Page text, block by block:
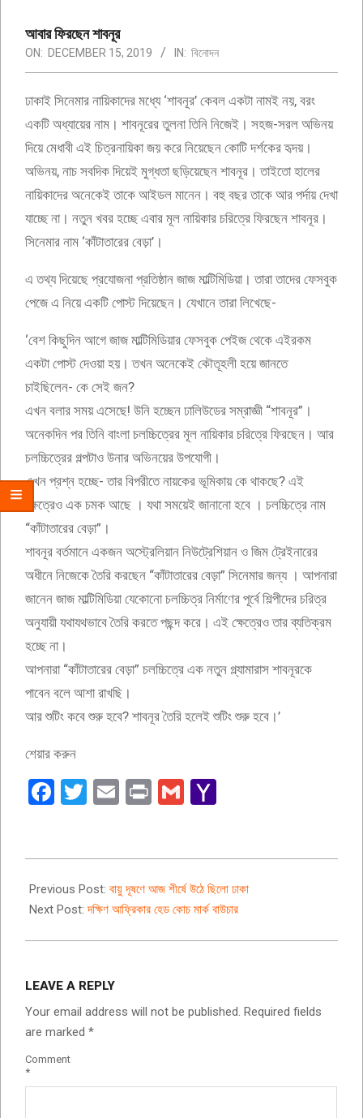
আবার ফিরছেন শাবনূর
ON: DECEMBER 15, 2019 IN: বিনোদন
ঢাকাই সিনেমার নায়িকাদের মধ্যে ‘শাবনূর’ কেবল একটা নামই নয়, বরং
একটি অধ্যায়ের নাম। শাবনূরের তুলনা তিনি নিজেই। সহজ-সরল অভিনয়
দিয়ে মেধাবী এই চিত্রনায়িকা জয় করে নিয়েছেন কোটি দর্শকের হৃদয়।
অভিনয়, নাচ সবদিক দিয়েই মুগ্ধতা ছড়িয়েছেন শাবনূর। তাইতো হালের
নায়িকাদের অনেকেই তাকে আইডল মানেন। বহু বছর তাকে আর পর্দায় দেখা
যাচ্ছে না। নতুন খবর হচ্ছে এবার মূল নায়িকার চরিত্রে ফিরছেন শাবনূর।
সিনেমার নাম ‘কাঁটাতারের বেড়া’।
এ তথ্য দিয়েছে প্রযোজনা প্রতিষ্ঠান জাজ মাল্টিমিডিয়া। তারা তাদের ফেসবুক
পেজে এ নিয়ে একটি পোস্ট দিয়েছেন। যেখানে তারা লিখেছে-
‘বেশ কিছুদিন আগে জাজ মাল্টিমিডিয়ার ফেসবুক পেইজ থেকে এইরকম
একটা পোস্ট দেওয়া হয়। তখন অনেকেই কৌতূহলী হয়ে জানতে
চাইছিলেন- কে সেই জন?
এখন বলার সময় এসেছে! উনি হচ্ছেন ঢালিউডের সম্রাজ্ঞী “শাবনূর”।
অনেকদিন পর তিনি বাংলা চলচ্চিত্রের মূল নায়িকার চরিত্রে ফিরছেন। আর
চলচ্চিত্রের গল্পটাও উনার অভিনয়ের উপযোগী।
এখন প্রশ্ন হচ্ছে- তার বিপরীতে নায়কের ভূমিকায় কে থাকছে? এই
ক্ষেত্রেও এক চমক আছে । যথা সময়েই জানানো হবে । চলচ্চিত্রে নাম
“কাঁটাতারের বেড়া”।
শাবনূর বর্তমানে একজন অস্ট্রেলিয়ান নিউট্রেশিয়ান ও জিম ট্রেইনারের
অধীনে নিজেকে তৈরি করছেন “কাঁটাতারের বেড়া” সিনেমার জন্য । আপনারা
জানেন জাজ মাল্টিমিডিয়া যেকোনো চলচ্চিত্র নির্মাণের পূর্বে শিল্পীদের চরিত্র
অনুযায়ী যথাযথভাবে তৈরি করতে পছন্দ করে। এই ক্ষেত্রেও তার ব্যতিক্রম
হচ্ছে না।
আপনারা “কাঁটাতারের বেড়া” চলচ্চিত্রে এক নতুন গ্ল্যামারাস শাবনূরকে
পাবেন বলে আশা রাখছি।
আর শুটিং কবে শুরু হবে? শাবনূর তৈরি হলেই শুটিং শুরু হবে।’
শেয়ার করুন
Facebook
Twitter
EmailPrintGmail
12-
15
Previous Post: বায়ু দূষণে আজ শীর্ষে উঠে ছিলো ঢাকা
Next Post:দক্ষিণ আফ্রিকার হেড কোচ মার্ক বাউচার
LEAVE A REPLY
Your email address will not be published. Required fields
are marked *
Comment
*